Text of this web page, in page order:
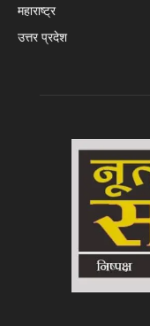
महाराष्ट्र
उत्तर प्रदेश